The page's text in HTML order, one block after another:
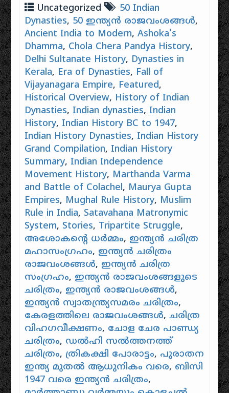
Uncategorized
50 Indian
Dynasties, 50 ഇന്ത്യൻ രാജവംശങ്ങൾ,
Ancient India to Modern,Ashoka's
Dhamma, Chola Chera Pandya History,
Delhi Sultanate History, Dynasties in
Kerala, Era of Dynasties, Fall of
Vijayanagara Empire, Featured,
Historical Overview, History of Indian
Dynasties, Indian dynasties, Indian
History, Indian History BC to 1947,
Indian History Dynasties, Indian History
Grand Compilation, Indian History
Summary, Indian Independence
Movement History, Marthanda Varma
and Battle of Colachel, Maurya Gupta
Empires, Mughal Rule History, Muslim
Rule in India, Satavahana Matronymic
System, Stories, Tripartite Struggle,
അശോകൻ്റെ ധർമ്മം, ഇന്ത്യൻ ചരിത്ര
മഹാസംഗ്രഹം, ഇന്ത്യൻ ചരിത്രം
രാജവംശങ്ങൾ, ഇന്ത്യൻ ചരിത്ര
സംഗ്രഹം, ഇന്ത്യൻ രാജവംശങ്ങളുടെ
ചരിത്രം, ഇന്ത്യൻ രാജവംശങ്ങൾ,
ഇന്ത്യൻ സ്വാതന്ത്ര്യസമരം ചരിത്രം,
കേരളത്തിലെ രാജവംശങ്ങൾ,ചരിത്ര
വിഹഗവീക്ഷണം, ചോള ചേര പാണ്ഡ്യ
ചരിത്രം, ഡൽഹി സൽത്തനത്ത്
ചരിത്രം, ത്രികക്ഷി പോരാട്ടം, പുരാതന
ഇന്ത്യ മുതൽ ആധുനികം വരെ, ബിസി
1947 വരെ ഇന്ത്യൻ ചരിത്രം,